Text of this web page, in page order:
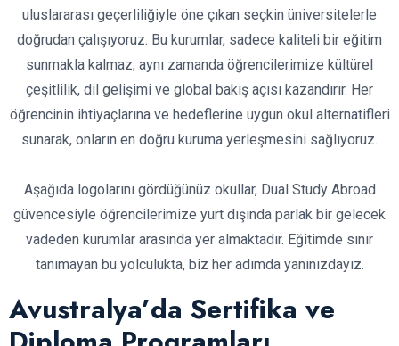
uluslararası geçerliliğiyle öne çıkan seçkin üniversitelerle
doğrudan çalışıyoruz. Bu kurumlar, sadece kaliteli bir eğitim
sunmakla kalmaz; aynı zamanda öğrencilerimize kültürel
çeşitlilik, dil gelişimi ve global bakış açısı kazandırır. Her
öğrencinin ihtiyaçlarına ve hedeflerine uygun okul alternatifleri
sunarak, onların en doğru kuruma yerleşmesini sağlıyoruz.
Aşağıda logolarını gördüğünüz okullar, Dual Study Abroad
güvencesiyle öğrencilerimize yurt dışında parlak bir gelecek
vadeden kurumlar arasında yer almaktadır. Eğitimde sınır
tanımayan bu yolculukta, biz her adımda yanınızdayız.
Avustralya’da Sertifika ve